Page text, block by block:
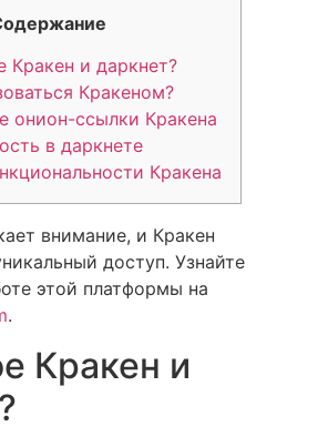
Кракен и даркнет?
Кракеном?
онион-ссылки Кракена
в даркнете
Кракена
внимание, и Кракен
доступ. Узнайте
этой платформы на
.
Кракен и